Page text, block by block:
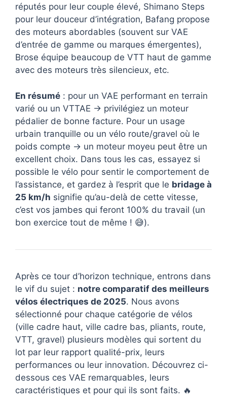
réputés pour leur couple élevé, Shimano Steps
pour leur douceur d’intégration, Bafang propose
des moteurs abordables (souvent sur VAE
d’entrée de gamme ou marques émergentes),
Brose équipe beaucoup de VTT haut de gamme
avec des moteurs très silencieux, etc.
En résumé : pour un VAE performant en terrain
varié ou un VTTAE → privilégiez un moteur
pédalier de bonne facture. Pour un usage
urbain tranquille ou un vélo route/gravel où le
poids compte → un moteur moyeu peut être un
excellent choix. Dans tous les cas, essayez si
possible le vélo pour sentir le comportement de
l’assistance, et gardez à l’esprit que le bridage à
25 km/h signifie qu’au-delà de cette vitesse,
c’est vos jambes qui feront 100% du travail (un
bon exercice tout de même ! 😅).
Après ce tour d’horizon technique, entrons dans
le vif du sujet : notre comparatif des meilleurs
vélos électriques de 2025. Nous avons
sélectionné pour chaque catégorie de vélos
(ville cadre haut, ville cadre bas, pliants, route,
VTT, gravel) plusieurs modèles qui sortent du
lot par leur rapport qualité-prix, leurs
performances ou leur innovation. Découvrez ci-
dessous ces VAE remarquables, leurs
caractéristiques et pour qui ils sont faits. 🔥